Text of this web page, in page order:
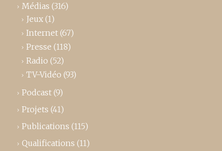
Médias (316)
Jeux (1)
Internet (67)
Presse (118)
Radio (52)
TV-Vidéo (93)
Podcast (9)
Projets (41)
Publications (115)
Qualifications (11)